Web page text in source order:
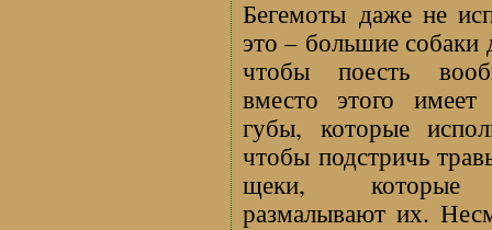
Бегемоты даже не
это – большие собаки
чтобы поесть
вместо этого имеет
губы, которые
чтобы подстричь
щеки, которые
размалывают их.